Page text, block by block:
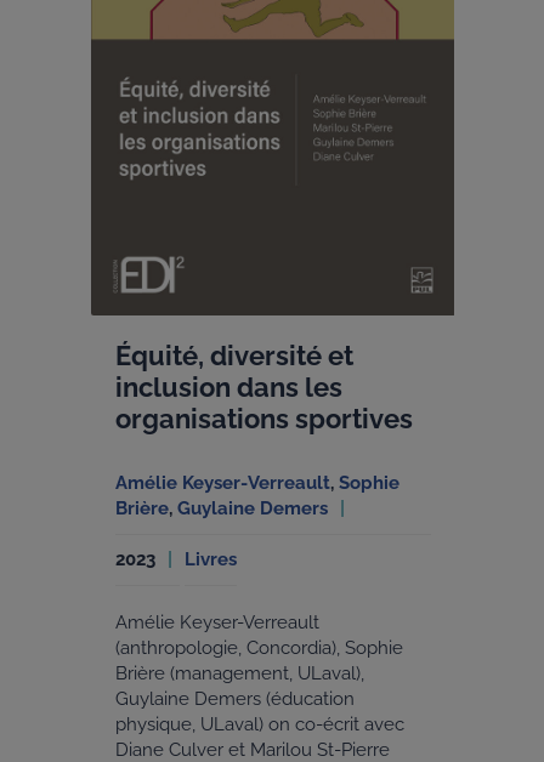
Équité, diversité et
inclusion dans les
organisations sportives
Amélie Keyser-Verreault, Sophie
Brière, Guylaine Demers
2023 Livres
Amélie Keyser-Verreault
(anthropologie, Concordia), Sophie
Brière (management, ULaval),
Guylaine Demers (éducation
physique, ULaval) on co-écrit avec
Diane Culver et Marilou St-Pierre